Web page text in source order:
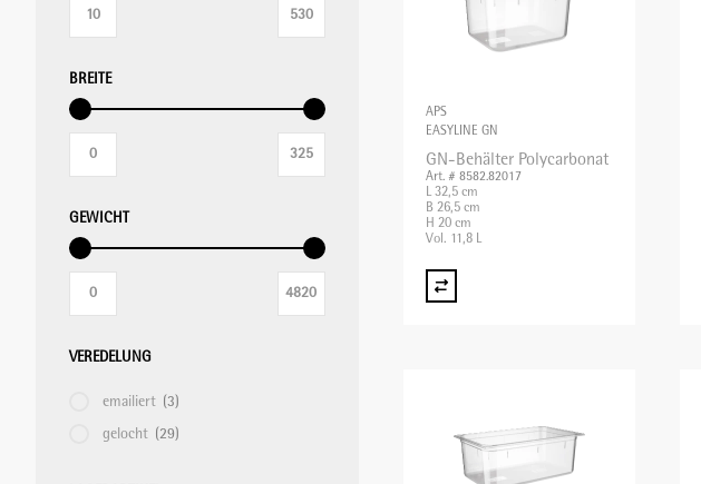
BREITE
GEWICHT
VEREDELUNG
emailiert (3)
gelocht (29)
APS
EASYLINE GN
GN-Behälter Polycarbonat
Art. # 8582.82017
L 32,5 cm
B 26,5 cm
H 20 cm
Vol. 11,8 L